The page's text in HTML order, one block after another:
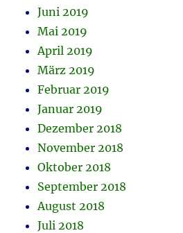
Juni 2019
Mai 2019
April 2019
März 2019
Februar 2019
Januar 2019
Dezember 2018
November 2018
Oktober 2018
September 2018
August 2018
Juli 2018